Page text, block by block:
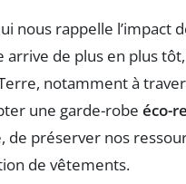
nous rappelle l’impact
de plus en plus
notamment à
une garde-robe éco-
préserver nos
de vêtements.